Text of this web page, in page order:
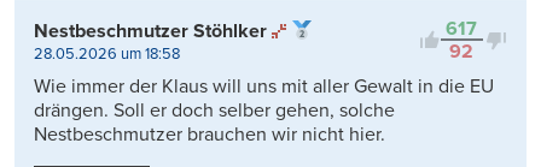
617
92
Nestbeschmutzer Stöhlker
28.05.2026 um 18:58
Wie immer der Klaus will uns mit aller Gewalt in die EU
drängen. Soll er doch selber gehen, solche
Nestbeschmutzer brauchen wir nicht hier.